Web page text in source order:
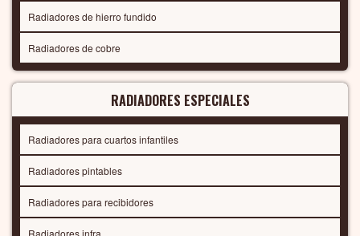
Radiadores de hierro fundido
Radiadores de cobre
RADIADORES ESPECIALES
Radiadores para cuartos infantiles
Radiadores pintables
Radiadores para recibidores
Radiadores infra